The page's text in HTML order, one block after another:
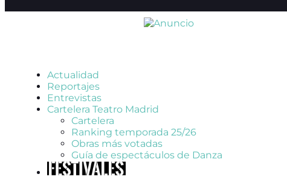
Actualidad
Reportajes
Entrevistas
Cartelera Teatro Madrid
Cartelera
Ranking temporada 25/26
Obras más votadas
Guía de espectáculos de Danza